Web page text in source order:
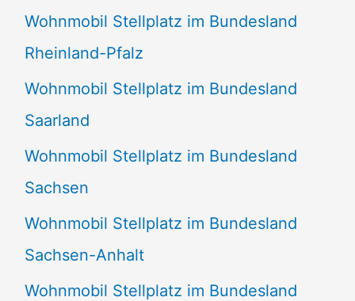
Wohnmobil Stellplatz im Bundesland
Rheinland-Pfalz
Wohnmobil Stellplatz im Bundesland
Saarland
Wohnmobil Stellplatz im Bundesland
Sachsen
Wohnmobil Stellplatz im Bundesland
Sachsen-Anhalt
Wohnmobil Stellplatz im Bundesland